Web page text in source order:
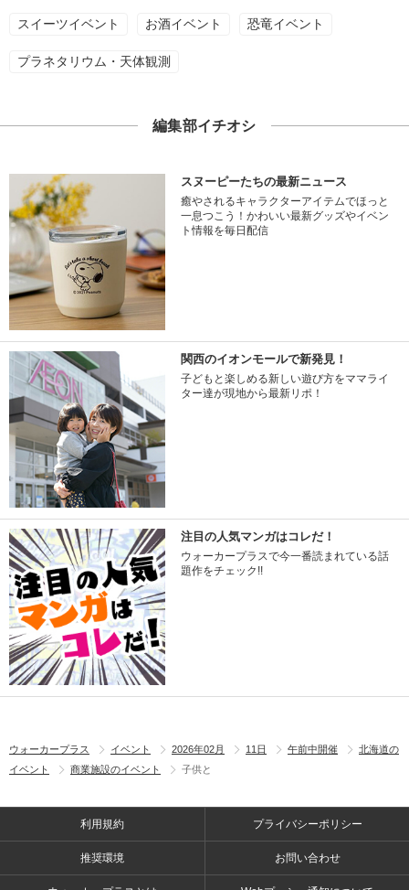
スイーツイベント お酒イベント 恐竜イベント
プラネタリウム・天体観測
編集部イチオシ
スヌーピーたちの最新ニュース
癒やされるキャラクターアイテムでほっと
一息つこう！かわいい最新グッズやイベン
ト情報を毎日配信
関西のイオンモールで新発見！
子どもと楽しめる新しい遊び方をママライ
ター達が現地から最新リポ！
注目の人気マンガはコレだ！
ウォーカープラスで今一番読まれている話
題作をチェック!!
ウォーカープラス イベント 2026年02月 11日 午前中開催
北海道の
イベント
商業施設のイベント 子供と
利用規約 プライバシーポリシー
推奨環境 お問い合わせ